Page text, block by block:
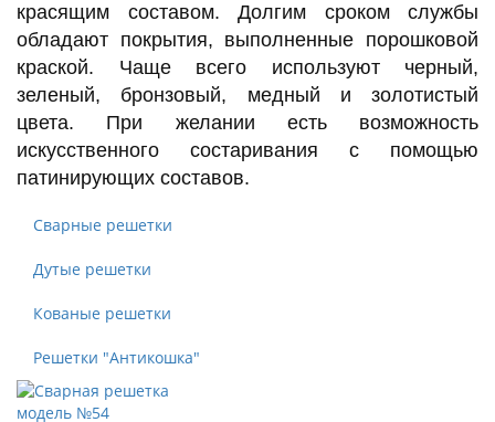
красящим составом. Долгим сроком службы
обладают покрытия, выполненные порошковой
краской. Чаще всего используют черный,
зеленый, бронзовый, медный и золотистый
цвета. При желании есть возможность
искусственного состаривания с помощью
патинирующих составов.
Сварные решетки
Дутые решетки
Кованые решетки
Решетки "Антикошка"